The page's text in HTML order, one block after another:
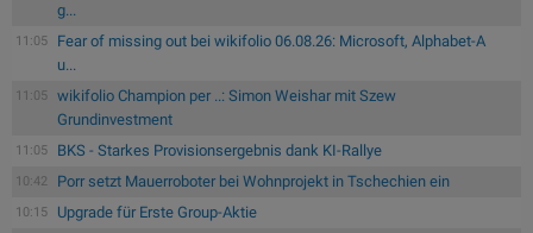
g...
11:05
Fear of missing out bei wikifolio 06.08.26: Microsoft, Alphabet-A
u...
11:05
wikifolio Champion per ..: Simon Weishar mit Szew
Grundinvestment
11:05 BKS - Starkes Provisionsergebnis dank KI-Rallye
10:42 Porr setzt Mauerroboter bei Wohnprojekt in Tschechien ein
10:15 Upgrade für Erste Group-Aktie